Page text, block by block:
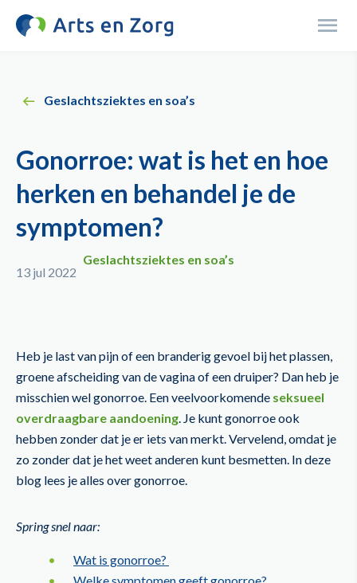
gaan
Menu
Geslachtsziektes en soa’s
Gonorroe: wat is het en hoe
herken en behandel je de
symptomen?
13 jul 2022
Geslachtsziektes en soa’s
Heb je last van pijn of een branderig gevoel bij het plassen,
groene afscheiding van de vagina of een druiper? Dan heb je
misschien wel gonorroe. Een veelvoorkomende seksueel
overdraagbare aandoening. Je kunt gonorroe ook
hebben zonder dat je er iets van merkt. Vervelend, omdat je
zo zonder dat je het weet anderen kunt besmetten. In deze
blog lees je alles over gonorroe.
Spring snel naar:
Wat is gonorroe?